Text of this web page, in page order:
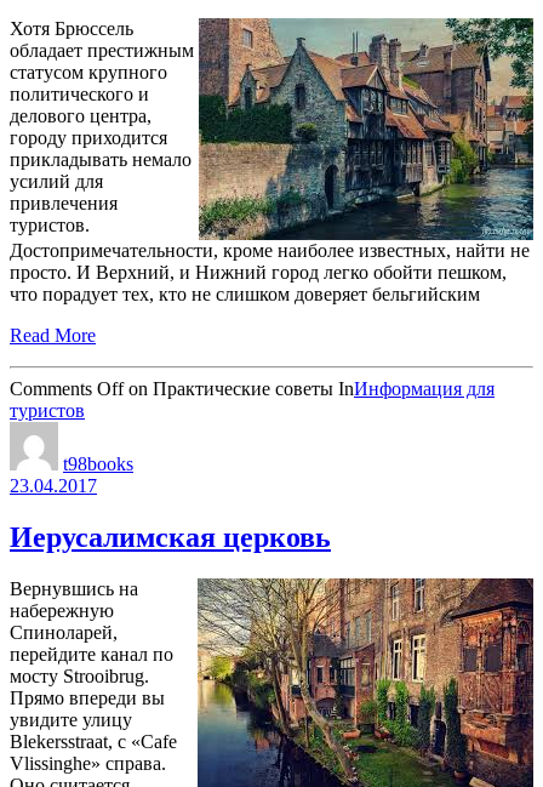
Хотя Брюссель
обладает престижным
статусом крупного
политического и
делового центра,
городу приходится
прикладывать немало
усилий для
привлечения
туристов.
Достопримечательности, кроме наиболее известных, найти не
просто. И Верхний, и Нижний город легко обойти пешком,
что порадует тех, кто не слишком доверяет бельгийским
Read More
Comments Offon Практические советы InИнформация для
туристов
t98books
23.04.2017
Иерусалимская церковь
Вернувшись на
набережную
Спиноларей,
перейдите канал по
мосту Strooibrug.
Прямо впереди вы
увидите улицу
Blekersstraat, с «Cafe
Vlissinghe» справа.